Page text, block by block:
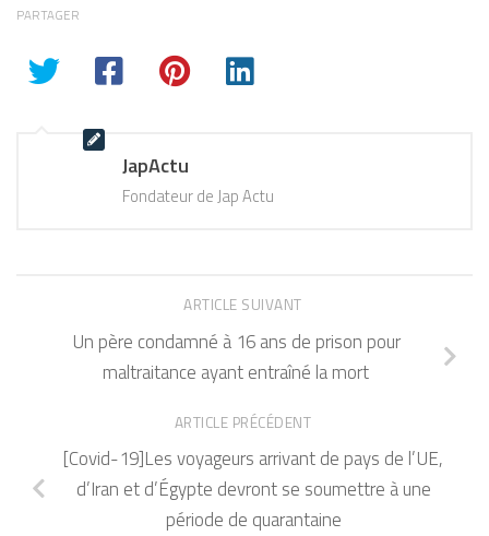
PARTAGER
JapActu
Fondateur de Jap Actu
ARTICLE SUIVANT
Un père condamné à 16 ans de prison pour
maltraitance ayant entraîné la mort
ARTICLE PRÉCÉDENT
[Covid-19]Les voyageurs arrivant de pays de l’UE,
d’Iran et d’Égypte devront se soumettre à une
période de quarantaine